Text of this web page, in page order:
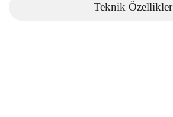
Teknik Özellikler